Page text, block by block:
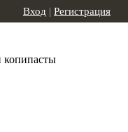
копипасты
Вход | Регистрация